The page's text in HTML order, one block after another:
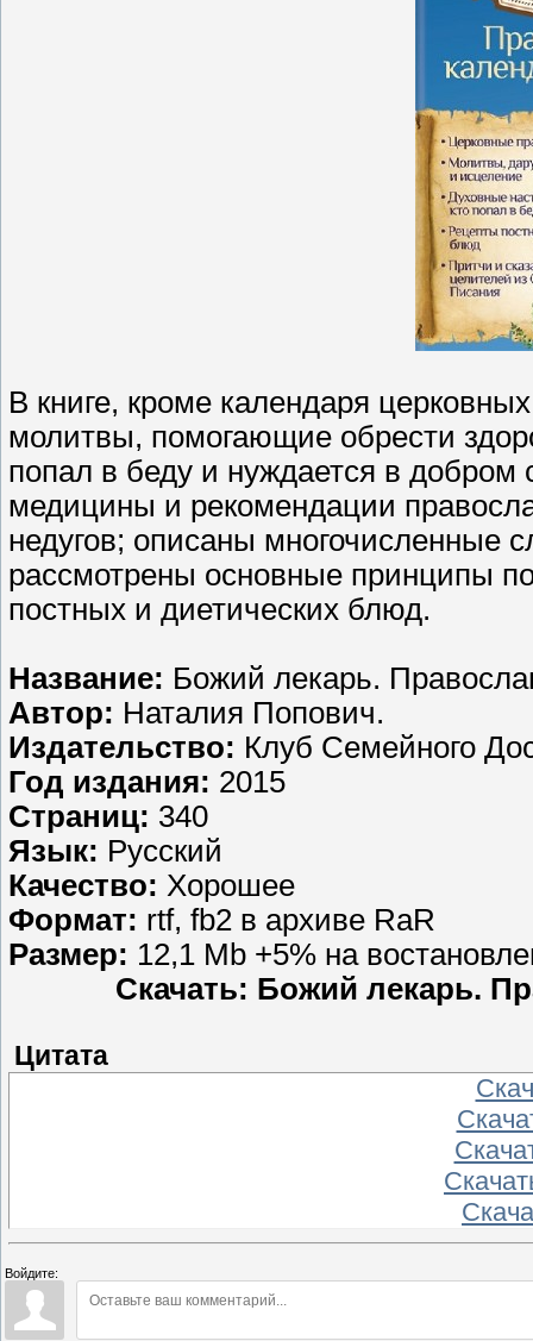
В книге, кроме календаря
молитвы, помогающие обрести
попал в беду и нуждается в
медицины и рекомендации
недугов; описаны многочисленные
рассмотрены основные принципы
постных и диетических блюд.
Название: Божий лекарь.
Автор: Наталия Попович.
Издательство: Клуб Семейного
Год издания: 2015
Страниц: 340
Язык: Русский
Качество: Хорошее
Формат: rtf, fb2 в архиве RaR
Размер: 12,1 Mb +5% на
Скачать: Божий лекарь.
Цитата
Войдите: